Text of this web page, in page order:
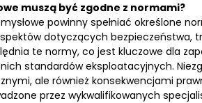
muszą być zgodne z normami?
powinny spełniać określone
dotyczących bezpieczeństwa,
te normy, co jest kluczowe dla
standardów eksploatacyjnych.
ale również konsekwencjami
przez wykwalifikowanych